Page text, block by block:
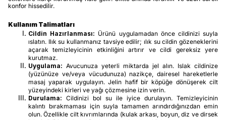
konfor hissedilir.
Kullanım Talimatları
Cildin Hazırlanması: Ürünü uygulamadan önce cildinizi suyla
ıslatın. Ilık su kullanmanız tavsiye edilir; ılık su cildin gözeneklerini
açarak temizleyicinin etkinliğini artırır ve cildi gereksiz yere
kurutmaz.
Uygulama: Avucunuza yeterli miktarda jel alın. Islak cildinize
(yüzünüze ve/veya vücudunuza) nazikçe, dairesel hareketlerle
masaj yaparak uygulayın. Jelin hafif bir köpüğe dönüşerek cilt
yüzeyindeki kirleri ve yağı çözmesine izin verin.
Durulama: Cildinizi bol su ile iyice durulayın. Temizleyicinin
kalıntı bırakmaması için suyla tamamen arındırdığınızdan emin
olun. Özellikle cilt kıvrımlarında (kulak arkası, boyun, diz ve dirsek